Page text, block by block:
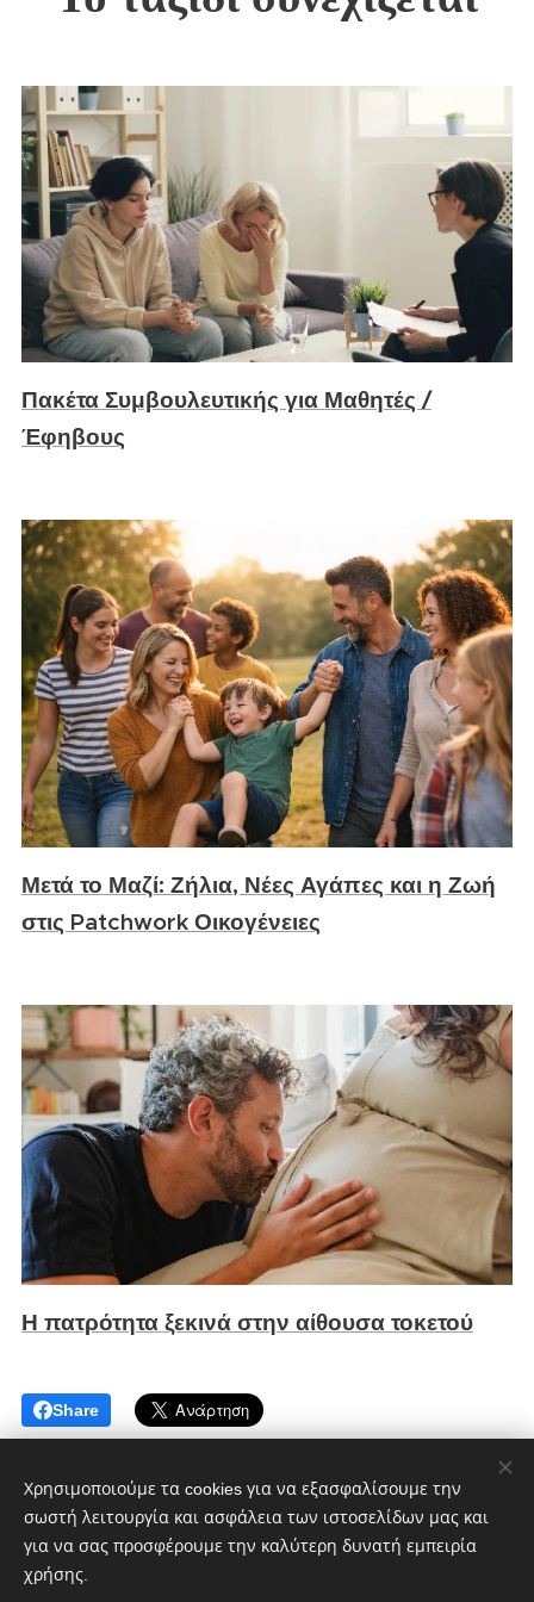
Πακέτα Συμβουλευτικής για Μαθητές /
Έφηβους
Μετά το Μαζί: Ζήλια, Νέες Αγάπες και η Ζωή
στις Patchwork Οικογένειες
Η πατρότητα ξεκινά στην αίθουσα τοκετού
Share
Χρησιμοποιούμε τα cookies για να εξασφαλίσουμε την
σωστή λειτουργία και ασφάλεια των ιστοσελίδων μας και
για να σας προσφέρουμε την καλύτερη δυνατή εμπειρία
χρήσης.